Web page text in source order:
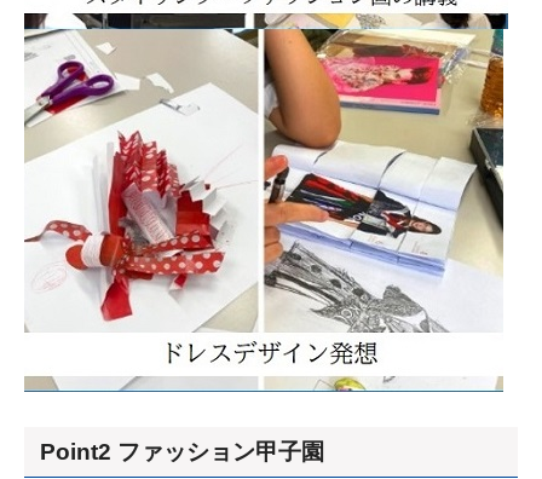
Point2 ファッション甲子園